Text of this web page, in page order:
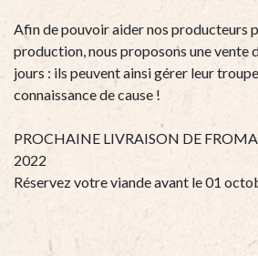
Afin de pouvoir aider nos producteurs
production, nous proposons une vente
jours : ils peuvent ainsi gérer leur
connaissance de cause !
PROCHAINE LIVRAISON DE
2022
Réservez votre viande avant le 01